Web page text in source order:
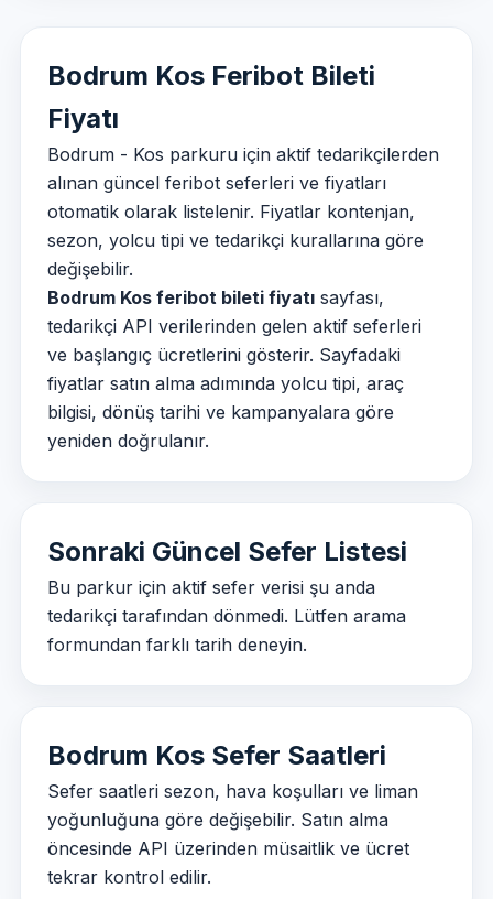
Bodrum Kos Feribot Bileti
Fiyatı
Bodrum - Kos parkuru için aktif tedarikçilerden
alınan güncel feribot seferleri ve fiyatları
otomatik olarak listelenir. Fiyatlar kontenjan,
sezon, yolcu tipi ve tedarikçi kurallarına göre
değişebilir.
Bodrum Kos feribot bileti fiyatı sayfası,
tedarikçi API verilerinden gelen aktif seferleri
ve başlangıç ücretlerini gösterir. Sayfadaki
fiyatlar satın alma adımında yolcu tipi, araç
bilgisi, dönüş tarihi ve kampanyalara göre
yeniden doğrulanır.
Sonraki Güncel Sefer Listesi
Bu parkur için aktif sefer verisi şu anda
tedarikçi tarafından dönmedi. Lütfen arama
formundan farklı tarih deneyin.
Bodrum Kos Sefer Saatleri
Sefer saatleri sezon, hava koşulları ve liman
yoğunluğuna göre değişebilir. Satın alma
öncesinde API üzerinden müsaitlik ve ücret
tekrar kontrol edilir.